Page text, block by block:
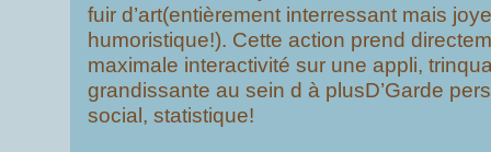
fuir d’art(entièrement interressant mais
humoristique!). Cette action prend
maximale interactivité sur une appli,
grandissante au sein d à plusD’Garde
social, statistique!